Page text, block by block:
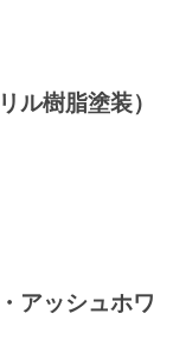
樹脂塗装）
アッシュホワ